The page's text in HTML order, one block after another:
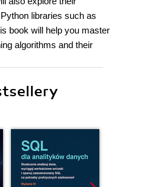
libraries such as
book will help you master
algorithms and their